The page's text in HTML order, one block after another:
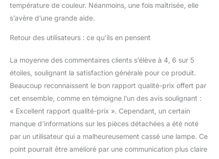
Métal Réglable : Le pied
première qualité et peut
cm ; la conception stable
à 3 pieds et le système
rendent l'utilisation sûre
et fiable. Télécommande
Pratique : Fournie avec
des télécommandes,
vous pouvez allumer/
régler la luminosité et la
température de couleur. Néanmoins, une fois maîtrisée, elle
s’avère d’une grande aide.
Retour des utilisateurs : ce qu’ils en pensent
La moyenne des commentaires clients s’élève à 4, 6 sur 5
étoiles, soulignant la satisfaction générale pour ce produit.
Beaucoup reconnaissent le bon rapport qualité-prix offert par
cet ensemble, comme en témoigne l’un des avis soulignant :
« Excellent rapport qualité-prix ». Cependant, un certain
manque d’informations sur les pièces détachées a été noté
par un utilisateur qui a malheureusement cassé une lampe. Ce
point pourrait être amélioré par une communication plus claire